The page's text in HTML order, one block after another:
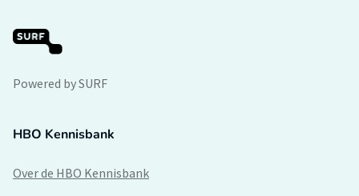
Powered by SURF
HBO Kennisbank
Over de HBO Kennisbank